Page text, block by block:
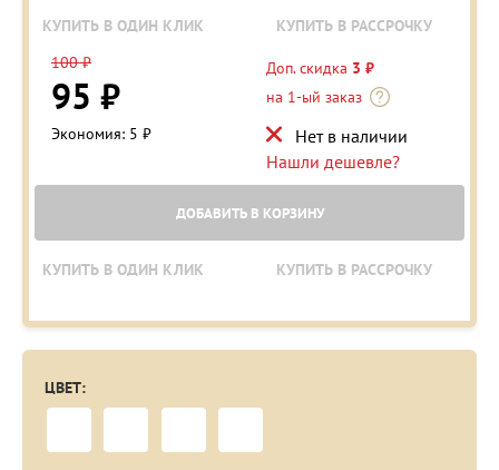
КУПИТЬ В ОДИН КЛИК
КУПИТЬ В РАССРОЧКУ
100 ₽
95 ₽
Экономия: 5 ₽
Доп. скидка 3 ₽
на 1-ый заказ
Нет в наличии
Нашли дешевле?
ДОБАВИТЬ В КОРЗИНУ
КУПИТЬ В ОДИН КЛИК КУПИТЬ В РАССРОЧКУ
ЦВЕТ: